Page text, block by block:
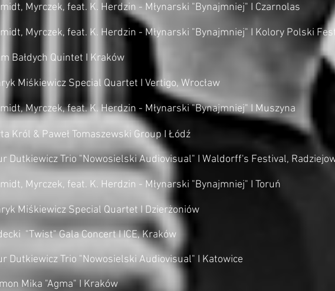
Myrczek, feat. K. Herdzin - Młynarski "Bynajmniej" I Czarnolas
Myrczek, feat. K. Herdzin - Młynarski "Bynajmniej" I Kolory Polski
Bałdych Quintet I Kraków
Miśkiewicz Special Quartet I Vertigo, Wrocław
Myrczek, feat. K. Herdzin - Młynarski "Bynajmniej" I Muszyna
Król & Paweł Tomaszewski Group I Łódź
Dutkiewicz Trio "Nowosielski Audiovisual" I Waldorff's Festival,
Myrczek, feat. K. Herdzin - Młynarski "Bynajmniej" I Toruń
Miśkiewicz Special Quartet I Dzierżoniów
"Twist" Gala Concert I ICE, Kraków
Dutkiewicz Trio "Nowosielski Audiovisual" I Katowice
Mika "Agma" I Kraków